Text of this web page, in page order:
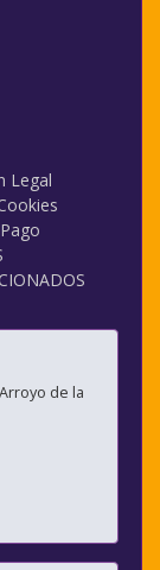
Legal
de la